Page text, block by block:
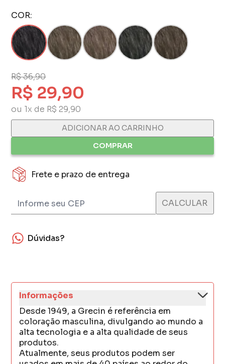
COR:
R$ 36,90
R$ 29,90
ou 1x de R$ 29,90
ADICIONAR AO CARRINHO
COMPRAR
Frete e prazo de entrega
Dúvidas?
Informações
Desde 1949, a Grecin é referência em
coloração masculina, divulgando ao mundo a
alta tecnologia e a alta qualidade de seus
produtos.
Atualmente, seus produtos podem ser